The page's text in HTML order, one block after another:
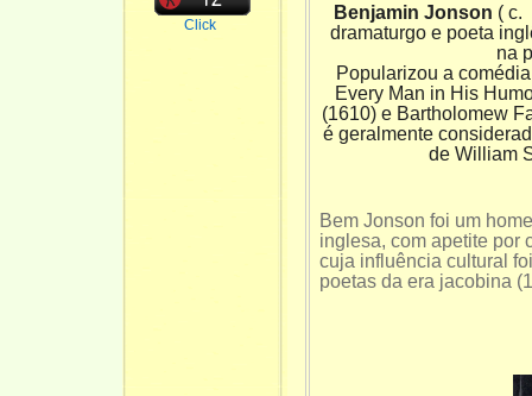
Click
Benjamin Jonson ( c.
dramaturgo e poeta ingl
na
Popularizou a comé
Every Man in His
(1610) e Bartholomew
é geralmente
de William
Bem Jonson foi um
inglesa, com apetite por
cuja influência cultural
poetas da era jacobina